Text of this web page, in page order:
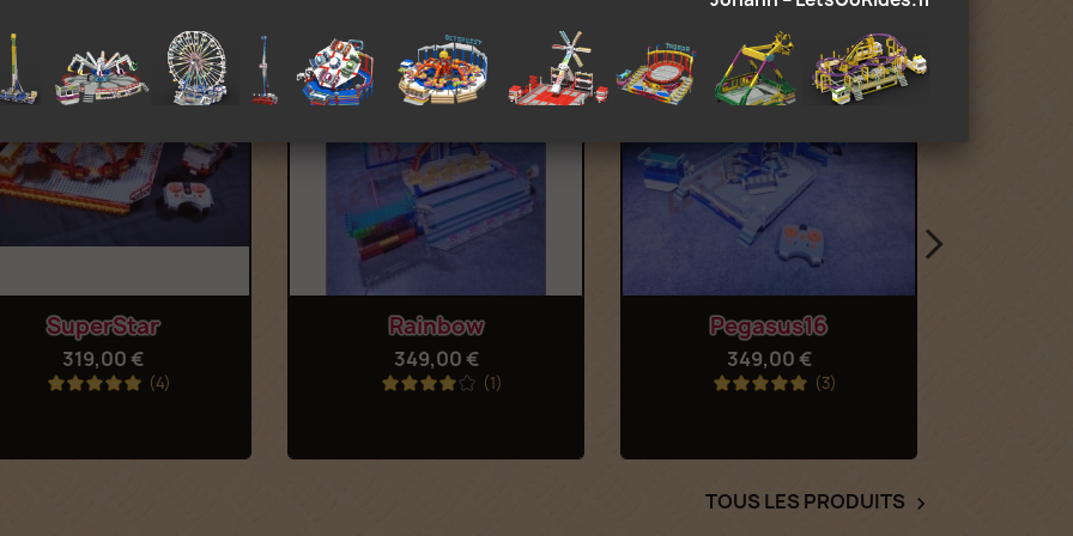
Aperçu rapide
SuperStar
319,00 €
(4)
Aperçu rapide
Rainbow
349,00 €
(1)
Aperçu rapide
Pegasus16
349,00 €
(3)
TOUS LES PRODUITS 